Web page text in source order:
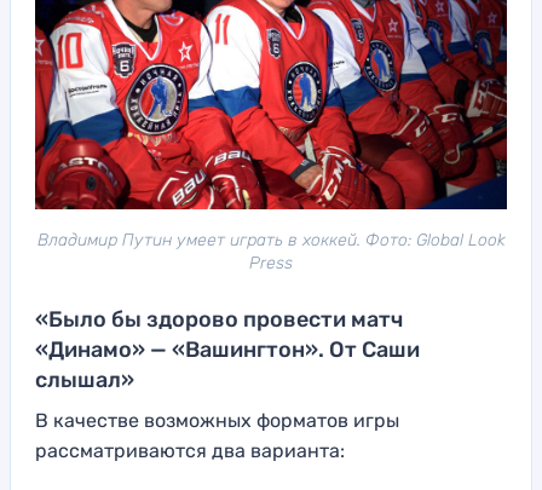
Владимир Путин умеет играть в хоккей. Фото: Global Look
Press
«Было бы здорово провести матч
«Динамо» — «Вашингтон». От Саши
слышал»
В качестве возможных форматов игры
рассматриваются два варианта: